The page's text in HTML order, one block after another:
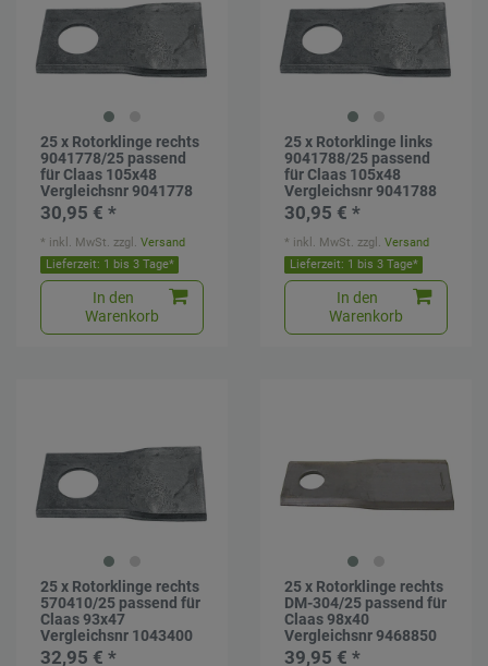
25 x Rotorklinge rechts
9041778/25 passend
für Claas 105x48
Vergleichsnr 9041778
30,95 € *
Lieferzeit: 1 bis 3 Tage*
In den
Warenkorb
* inkl. MwSt. zzgl.Versand
25 x Rotorklinge links
9041788/25 passend
für Claas 105x48
Vergleichsnr 9041788
30,95 € *
Lieferzeit: 1 bis 3 Tage*
In den
Warenkorb
* inkl. MwSt. zzgl.Versand
25 x Rotorklinge rechts
570410/25 passend für
Claas 93x47
Vergleichsnr 1043400
32,95 € *
25 x Rotorklinge rechts
DM-304/25 passend für
Claas 98x40
Vergleichsnr 9468850
39,95 € *